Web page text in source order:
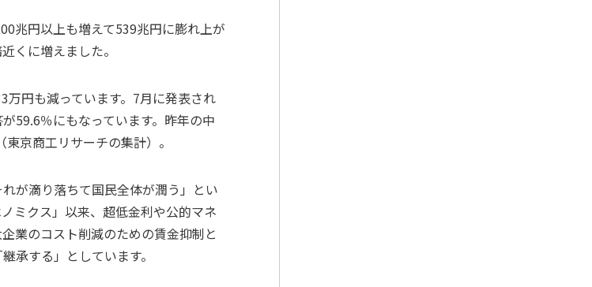
兆円以上も増えて539兆円に膨れ上が
くに増えました。
円も減っています。7月に発表され
59.6％にもなっています。昨年の中
京商工リサーチの集計）。
が滴り落ちて国民全体が潤う」とい
ミクス」以来、超低金利や公的マネ
業のコスト削減のための賃金抑制と
承する」としています。